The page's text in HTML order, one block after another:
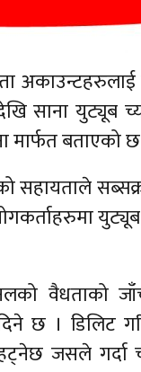
साना युट्यूब
बताएको छ
वैधताको
छ । डिलिट
जसले गर्दा